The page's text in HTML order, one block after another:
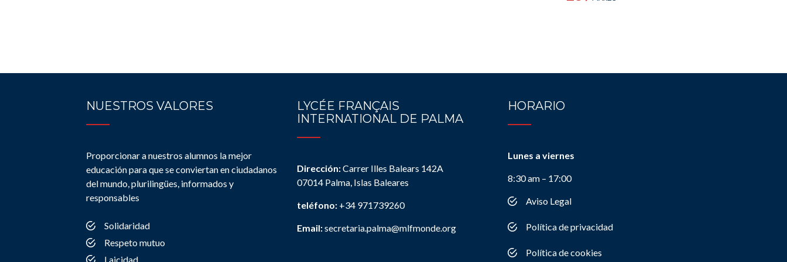
NUESTROS VALORES
Proporcionar a nuestros alumnos la mejor
educación para que se conviertan en ciudadanos
del mundo, plurilingües, informados y
responsables
Solidaridad
Respeto mutuo
Laicidad
LYCÉE FRANÇAIS
INTERNATIONAL DE PALMA
Dirección:Carrer Illes Balears 142A
07014 Palma, Islas Baleares
teléfono: +34 971739260
Email:secretaria.palma@mlfmonde.org
HORARIO
Lunes a viernes
8:30 am – 17:00
Aviso Legal
Política de privacidad
Política de cookies